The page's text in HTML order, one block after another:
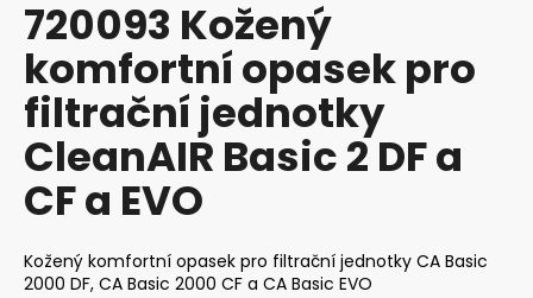
produktu
je
0,0
5
hvězdiček.
720093 Kožený
komfortní opasek pro
filtrační jednotky
CleanAIR Basic 2 DF a
CF a EVO
Kožený komfortní opasek pro filtrační jednotky CA Basic
2000 DF, CA Basic 2000 CF a CA Basic EVO
a
j
í
t
?
HLEDAT